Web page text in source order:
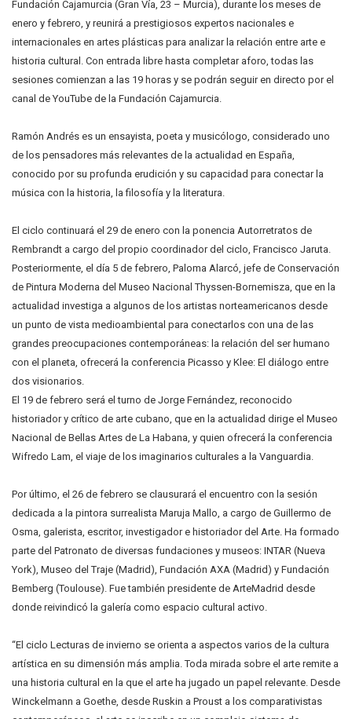
Fundación Cajamurcia (Gran Vía, 23 – Murcia), durante los meses de
enero y febrero, y reunirá a prestigiosos expertos nacionales e
internacionales en artes plásticas para analizar la relación entre arte e
historia cultural. Con entrada libre hasta completar aforo, todas las
sesiones comienzan a las 19 horas y se podrán seguir en directo por el
canal de YouTube de la Fundación Cajamurcia.
Ramón Andrés es un ensayista, poeta y musicólogo, considerado uno
de los pensadores más relevantes de la actualidad en España,
conocido por su profunda erudición y su capacidad para conectar la
música con la historia, la filosofía y la literatura.
El ciclo continuará el 29 de enero con la ponencia Autorretratos de
Rembrandt a cargo del propio coordinador del ciclo, Francisco Jaruta.
Posteriormente, el día 5 de febrero, Paloma Alarcó, jefe de Conservación
de Pintura Moderna del Museo Nacional Thyssen-Bornemisza, que en la
actualidad investiga a algunos de los artistas norteamericanos desde
un punto de vista medioambiental para conectarlos con una de las
grandes preocupaciones contemporáneas: la relación del ser humano
con el planeta, ofrecerá la conferencia Picasso y Klee: El diálogo entre
dos visionarios.
El 19 de febrero será el turno de Jorge Fernández, reconocido
historiador y crítico de arte cubano, que en la actualidad dirige el Museo
Nacional de Bellas Artes de La Habana, y quien ofrecerá la conferencia
Wifredo Lam, el viaje de los imaginarios culturales a la Vanguardia.
Por último, el 26 de febrero se clausurará el encuentro con la sesión
dedicada a la pintora surrealista Maruja Mallo, a cargo de Guillermo de
Osma, galerista, escritor, investigador e historiador del Arte. Ha formado
parte del Patronato de diversas fundaciones y museos: INTAR (Nueva
York), Museo del Traje (Madrid), Fundación AXA (Madrid) y Fundación
Bemberg (Toulouse). Fue también presidente de ArteMadrid desde
donde reivindicó la galería como espacio cultural activo.
“El ciclo Lecturas de invierno se orienta a aspectos varios de la cultura
artística en su dimensión más amplia. Toda mirada sobre el arte remite a
una historia cultural en la que el arte ha jugado un papel relevante. Desde
Winckelmann a Goethe, desde Ruskin a Proust a los comparativistas